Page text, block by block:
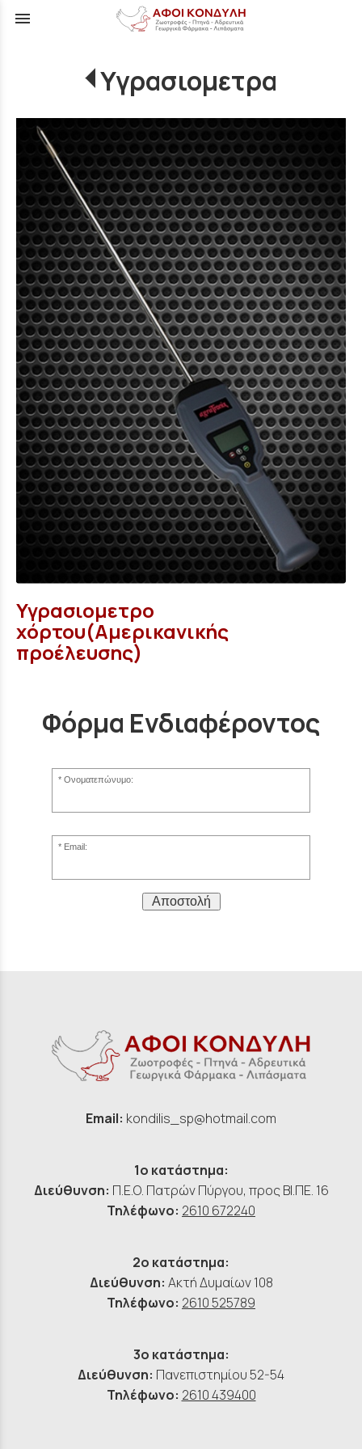
menu
Υγρασιομετρα
Υγρασιομετρο
χόρτου(Αμερικανικής
προέλευσης)
Φόρμα Ενδιαφέροντος
Ονοματεπώνυμο:
Email:
Αποστολή
Email: kondilis_sp@hotmail.com
1ο κατάστημα:
Διεύθυνση: Π.Ε.Ο. Πατρών Πύργου, προς ΒΙ.ΠΕ. 16
Τηλέφωνο: 2610 672240
2ο κατάστημα:
Διεύθυνση: Ακτή Δυμαίων 108
Τηλέφωνο: 2610 525789
3ο κατάστημα:
Διεύθυνση: Πανεπιστημίου 52-54
Τηλέφωνο: 2610 439400